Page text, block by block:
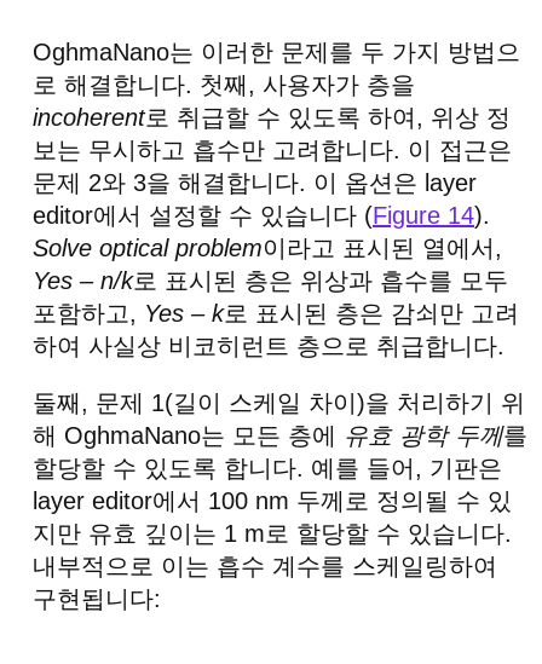
OghmaNano는 이러한 문제를 두 가지 방법으
로 해결합니다. 첫째, 사용자가 층을
incoherent로 취급할 수 있도록 하여, 위상 정
보는 무시하고 흡수만 고려합니다. 이 접근은
문제 2와 3을 해결합니다. 이 옵션은 layer
editor에서 설정할 수 있습니다 (Figure 14).
Solve optical problem이라고 표시된 열에서,
Yes – n/k로 표시된 층은 위상과 흡수를 모두
포함하고, Yes – k로 표시된 층은 감쇠만 고려
하여 사실상 비코히런트 층으로 취급합니다.
둘째, 문제 1(길이 스케일 차이)을 처리하기 위
해 OghmaNano는 모든 층에 유효 광학 두께를
할당할 수 있도록 합니다. 예를 들어, 기판은
layer editor에서 100 nm 두께로 정의될 수 있
지만 유효 깊이는 1 m로 할당할 수 있습니다.
내부적으로 이는 흡수 계수를 스케일링하여
구현됩니다: